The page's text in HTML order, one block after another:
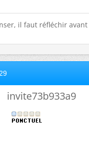
il faut réfléchir avant
invite73b933a9